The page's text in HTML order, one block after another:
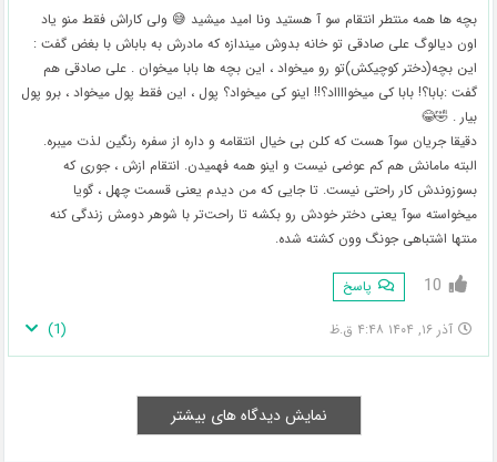
بچه ها همه منتطر انتقام سو آ هستید ونا امید میشید 😅 ولی کاراش فقط منو یاد
اون دیالوگ علی صادقی تو خانه بدوش میندازه که مادرش به باباش با بغض گفت :
این بچه(دختر کوچیکش)تو رو میخواد ، این بچه ها بابا میخوان . علی صادقی هم
گفت :بابا؟! بابا کی میخوااااد؟!! اینو کی میخواد؟ پول ، این فقط پول میخواد ، برو پول
بیار . 🤣😂
دقیقا جریان سوآ هست که کلن بی خیال انتقامه و داره از سفره رنگین لذت میبره.
البته مامانش هم کم عوضی نیست و اینو همه فهمیدن. انتقام ازش ، جوری که
بسوزوندش کار راحتی نیست. تا جایی که من دیدم یعنی قسمت چهل ، گویا
میخواسته سوآ یعنی دختر خودش رو بکشه تا راحت‌تر با شوهر دومش زندگی کنه
منتها اشتباهی جونگ وون کشته شده.
10 پاسخ
آذر ۱۶, ۱۴۰۴ ۴:۴۸ ق.ظ (
1
)
نمایش دیدگاه های بیشتر